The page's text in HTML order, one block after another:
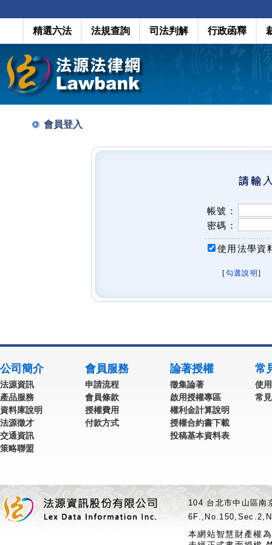
精選六法 法規查詢 司法判解 行政函釋
會員登入
帳號：
密碼：
使用法學資
[勾選說明 ]
公司簡介
法源資訊
產品服務
資料庫說明
法源徵才
交通資訊
策略聯盟
會員服務
申請流程
會員條款
授權費用
付款方式
論著授權
徵集論著
啟用授權專區
權利金計算說明
授權合約書下載
投稿基本資料表
常
使
常
104 台北市中山區
本網站智慧財產權